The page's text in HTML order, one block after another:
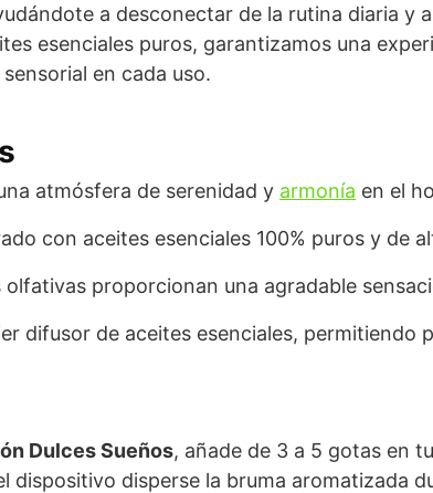
a desconectar de la rutina diaria y
esenciales puros, garantizamos una
en cada uso.
atmósfera de serenidad y armonía en el
con aceites esenciales 100% puros y de
olfativas proporcionan una agradable
difusor de aceites esenciales, permitiendo
Dulces Sueños, añade de 3 a 5 gotas en
dispositivo disperse la bruma aromatizada